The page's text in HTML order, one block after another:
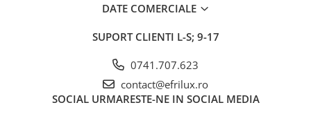
DATE COMERCIALE
SUPORT CLIENTI L-S; 9-17
0741.707.623
contact@efrilux.ro
SOCIAL URMARESTE-NE IN SOCIAL MEDIA